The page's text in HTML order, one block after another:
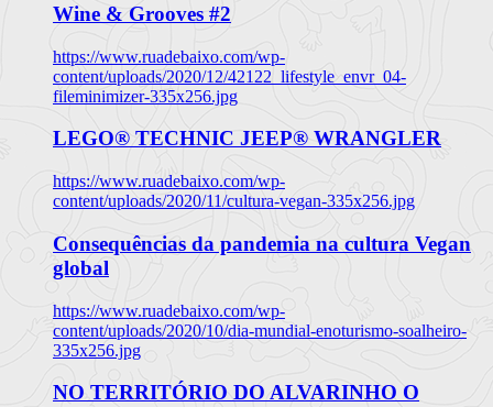
Wine & Grooves #2
https://www.ruadebaixo.com/wp-
content/uploads/2020/12/42122_lifestyle_envr_04-
fileminimizer-335x256.jpg
LEGO® TECHNIC JEEP® WRANGLER
https://www.ruadebaixo.com/wp-
content/uploads/2020/11/cultura-vegan-335x256.jpg
Consequências da pandemia na cultura Vegan
global
https://www.ruadebaixo.com/wp-
content/uploads/2020/10/dia-mundial-enoturismo-soalheiro-
335x256.jpg
NO TERRITÓRIO DO ALVARINHO O